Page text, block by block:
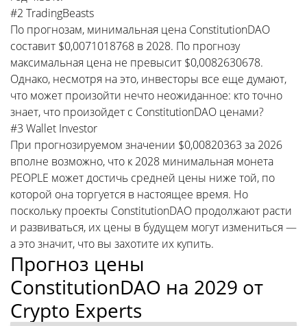
#2 TradingBeasts
По прогнозам, минимальная цена ConstitutionDAO
составит $0,0071018768 в 2028. По прогнозу
максимальная цена не превысит $0,0082630678.
Однако, несмотря на это, инвесторы все еще думают,
что может произойти нечто неожиданное: кто точно
знает, что произойдет с ConstitutionDAO ценами?
#3 Wallet Investor
При прогнозируемом значении $0,00820363 за 2026
вполне возможно, что к 2028 минимальная монета
PEOPLE может достичь средней цены ниже той, по
которой она торгуется в настоящее время. Но
поскольку проекты ConstitutionDAO продолжают расти
и развиваться, их цены в будущем могут измениться —
а это значит, что вы захотите их купить.
Прогноз цены
ConstitutionDAO на 2029 от
Crypto Experts